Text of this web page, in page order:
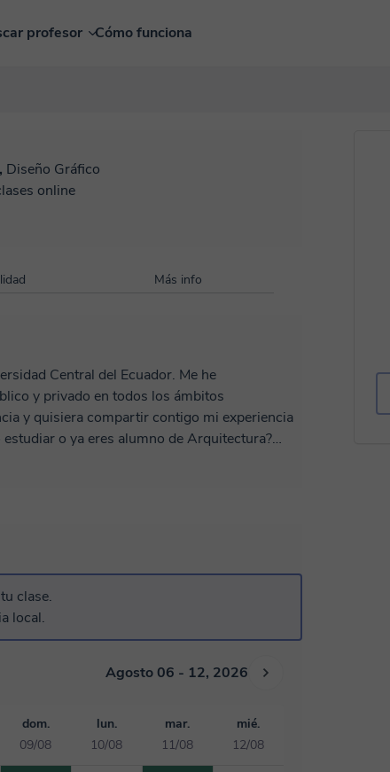
profesor Cómo funciona
Diseño Gráfico
online
Más info
Central del Ecuador. Me he
y privado en todos los ámbitos
y quisiera compartir contigo mi experiencia
o ya eres alumno de Arquitectura?
tu creatividad de la mano de la técnica,
clase.
local.
Agosto 06 - 12, 2026
dom.
09/08
lun.
10/08
mar.
11/08
mié.
12/08